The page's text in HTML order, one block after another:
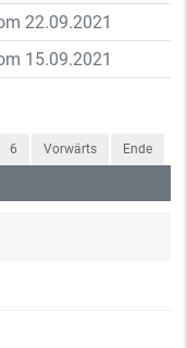
22.09.2021
15.09.2021
6 Vorwärts Ende